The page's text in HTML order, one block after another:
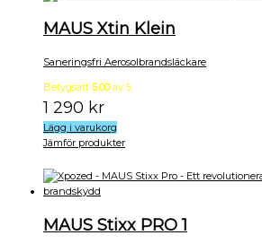
MAUS Xtin Klein
Saneringsfri Aerosolbrandsläckare
Betygsatt 5.00av 5
1 290 kr
Lägg i varukorg
Jämför produkter
MAUS Stixx PRO 1